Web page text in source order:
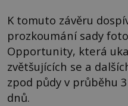
K tomuto závěru
prozkoumání sady
Opportunity, která
zvětšujících se a
zpod půdy v průběhu
dnů.